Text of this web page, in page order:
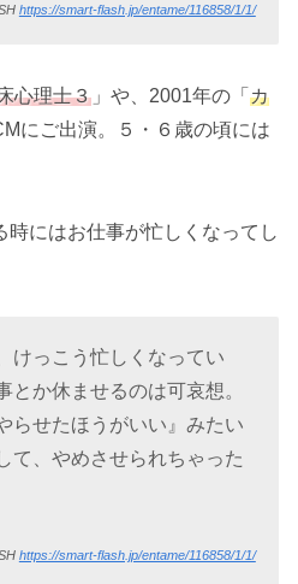
https://smart-flash.jp/entame/116858/1/1/
心理士３ 」や、2001年の「 カ
にご出演。５・６歳の頃には
時にはお仕事が忙しくなってし
けっこう忙しくなってい
とか休ませるのは可哀想。
らせたほうがいい』みたい
て、やめさせられちゃった
https://smart-flash.jp/entame/116858/1/1/